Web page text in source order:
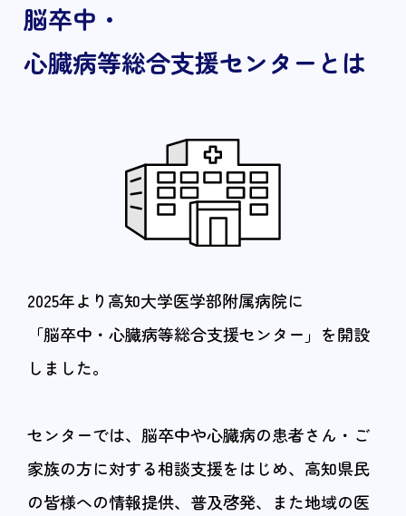
脳卒中・
心臓病等総合支援センターとは
2025年より高知大学医学部附属病院に
「脳卒中・心臓病等総合支援センター」を開設
しました。
センターでは、脳卒中や心臓病の患者さん・ご
家族の方に対する相談支援をはじめ、高知県民
の皆様への情報提供、普及啓発、また地域の医